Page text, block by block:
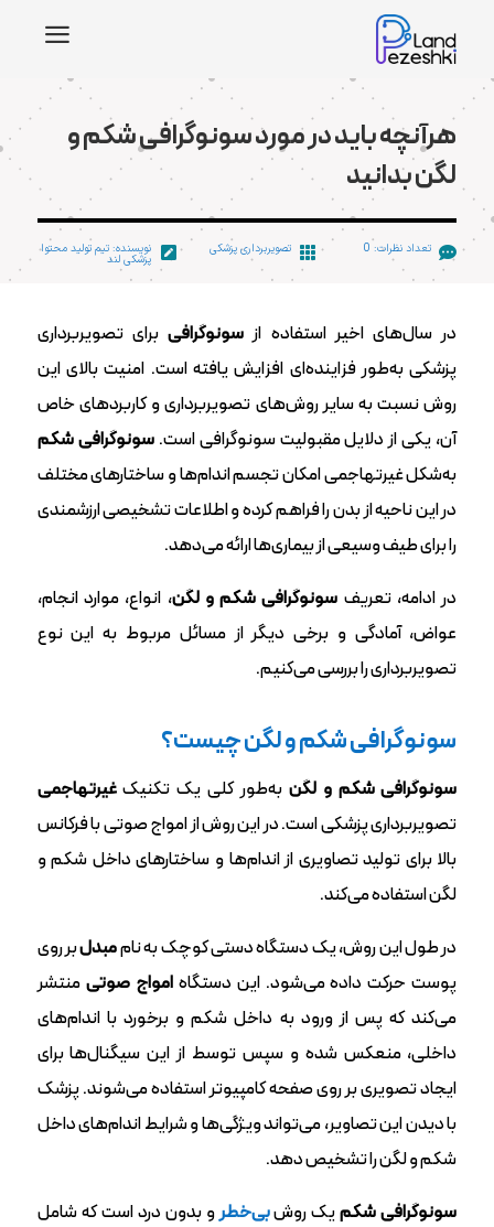
a
هرآنچه باید در مورد سونوگرافی شکم و
لگن بدانید
 تعداد نظرات: 0  تصویربرداری پزشکی  نویسنده: تیم تولید محتوا
پزشکی لند
در سال‌های اخیر استفاده از سونوگرافیبرای تصویربرداری
پزشکی به‌طور فزاینده‌ای افزایش یافته است. امنیت بالای این
روش نسبت به سایر روش‌های تصویربرداری و کاربردهای خاص
آن، یکی از دلایل مقبولیت سونوگرافی است.سونوگرافی شکم
به‌شکل غیرتهاجمی امکان تجسم اندام‌ها و ساختارهای مختلف
در این ناحیه از بدن را فراهم کرده و اطلاعات تشخیصی ارزشمندی
را برای طیف وسیعی از بیماری‌ها ارائه می‌دهد.
در ادامه، تعریف سونوگرافی شکم و لگن، انواع، موارد انجام،
عواض، آمادگی و برخی دیگر از مسائل مربوط به این نوع
تصویربرداری را بررسی می‌کنیم.
سونوگرافی شکم و لگن چیست؟
سونوگرافی شکم و لگن به‌طور کلی یک تکنیکغیرتهاجمی
تصویربرداری پزشکی است. در این روش از امواج صوتی با فرکانس
بالا برای تولید تصاویری از اندام‌ها و ساختارهای داخل شکم و
لگن استفاده می‌کند.
در طول این روش، یک دستگاه دستی کوچک به ناممبدلبر روی
پوست حرکت داده می‌شود. این دستگاهامواج صوتی منتشر
می‌کند که پس از ورود به داخل شکم و برخورد با اندام‌های
داخلی، منعکس شده و سپس توسط از این سیگنال‌ها برای
ایجاد تصویری بر روی صفحه کامپیوتر استفاده می‌شوند. پزشک
با دیدن این تصاویر، می‌تواند ویژگی‌ها و شرایط اندام‌های داخل
شکم و لگن را تشخیص دهد.
سونوگرافی شکمیک روشبی‌خطرو بدون درد است که شامل